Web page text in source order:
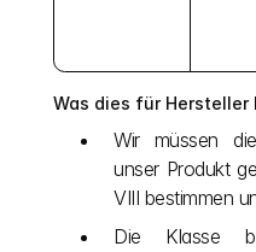
Was dies für Hersteller
Wir müssen
unser Produkt
VIII bestimmen
Die Klasse